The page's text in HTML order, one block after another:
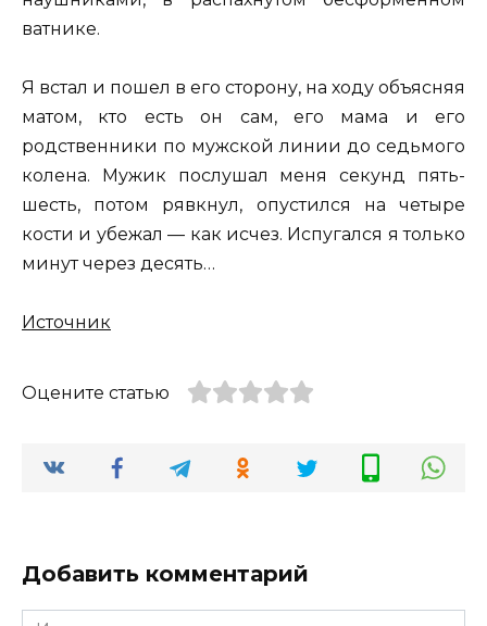
ватнике.
Я встал и пошел в его сторону, на ходу объясняя
матом, кто есть он сам, его мама и его
родственники по мужской линии до седьмого
колена. Мужик послушал меня секунд пять-
шесть, потом рявкнул, опустился на четыре
кости и убежал — как исчез. Испугался я только
минут через десять…
Источник
Оцените статью
Добавить комментарий
Имя